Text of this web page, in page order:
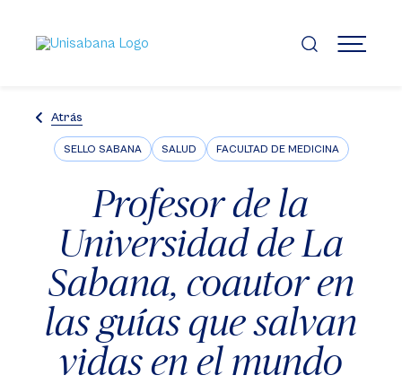
contenido
principal
MENÚ
Atrás
SELLO SABANA SALUD FACULTAD DE MEDICINA
Profesor de la
Universidad de La
Sabana, coautor en
las guías que salvan
vidas en el mundo